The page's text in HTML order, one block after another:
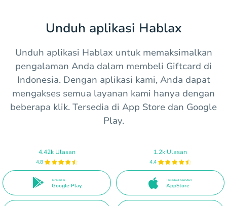
Unduh aplikasi Hablax
Unduh aplikasi Hablax untuk memaksimalkan
pengalaman Anda dalam membeli Giftcard di
Indonesia. Dengan aplikasi kami, Anda dapat
mengakses semua layanan kami hanya dengan
beberapa klik. Tersedia di App Store dan Google
Play.
4.42k Ulasan
4.8
Tersedia di
Google Play
1.2k Ulasan
4.4
Tersedia di App Store
AppStore